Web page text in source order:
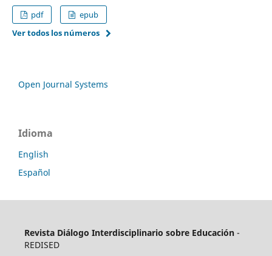
pdf
epub
Ver todos los números
Open Journal Systems
Idioma
English
Español
Revista Diálogo Interdisciplinario sobre Educación-
REDISED